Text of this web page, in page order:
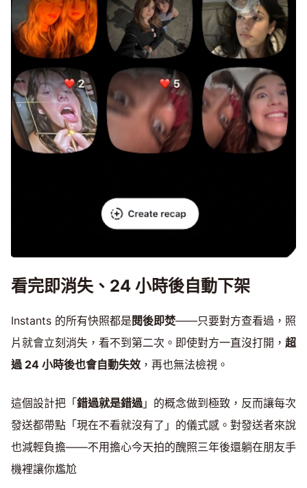
看完即消失、24 小時後自動下架
Instants 的所有快照都是 閱後即焚——只要對方查看過，照
片就會立刻消失，看不到第二次。即使對方一直沒打開， 超
過 24 小時後也會自動失效 ，再也無法檢視。
這個設計把「錯過就是錯過」的概念做到極致，反而讓每次
發送都帶點「現在不看就沒有了」的儀式感。對發送者來說
也減輕負擔——不用擔心今天拍的醜照三年後還躺在朋友手
機裡讓你尷尬